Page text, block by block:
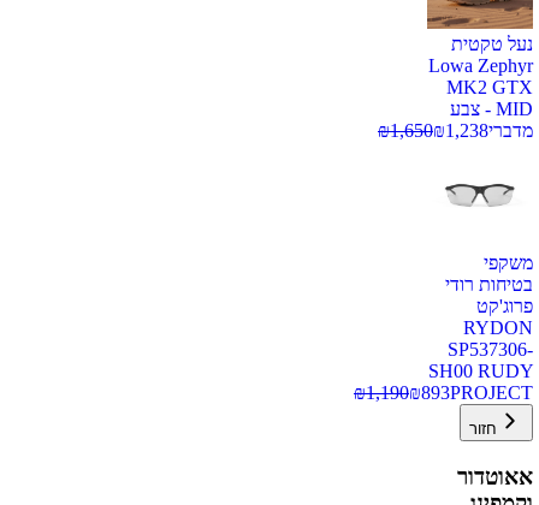
נעל טקטית
Lowa Zephyr
MK2 GTX
MID - צבע
מדברי
₪1,238
₪1,650
משקפי
בטיחות רודי
פרוג'קט
RYDON
SP537306-
SH00 RUDY
PROJECT
₪893
₪1,190
חזור
אאוטדור